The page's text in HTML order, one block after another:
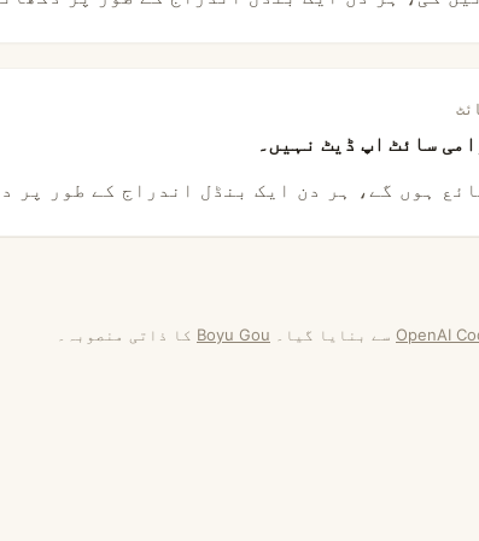
سائٹ اپ ڈیٹ نہیں۔
ہوں گے، ہر دن ایک بنڈل اندراج کے طور پر
OpenAI سے بنایا گیا۔ Boyu Gou کا ذاتی منصوبہ۔